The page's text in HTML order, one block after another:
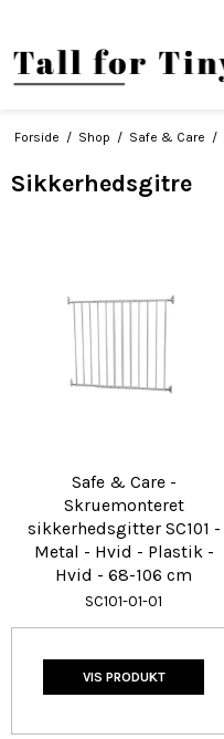
Forside / Shop / Safe & Care /
Sikkerhedsgitre
Safe & Care -
Skruemonteret
sikkerhedsgitter SC101 -
Metal - Hvid - Plastik -
Hvid - 68-106 cm
SC101-01-01
VIS PRODUKT